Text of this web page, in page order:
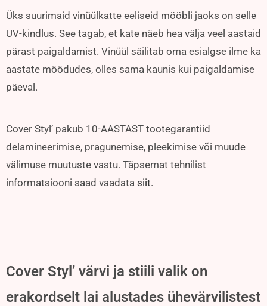
Üks suurimaid vinüülkatte eeliseid mööbli jaoks on selle
UV-kindlus. See tagab, et kate näeb hea välja veel aastaid
pärast paigaldamist. Vinüül säilitab oma esialgse ilme ka
aastate möödudes, olles sama kaunis kui paigaldamise
päeval.
Cover Styl’ pakub 10-AASTAST tootegarantiid
delamineerimise, pragunemise, pleekimise või muude
välimuse muutuste vastu. Täpsemat tehnilist
informatsiooni saad vaadata siit.
Cover Styl’ värvi ja stiili valik on
erakordselt lai alustades ühevärvilistest